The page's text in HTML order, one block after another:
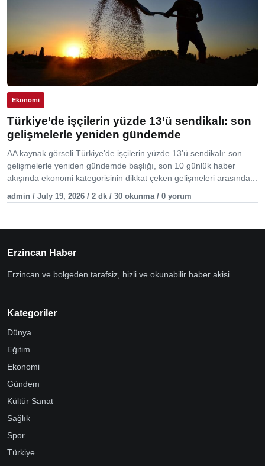
Ekonomi
Türkiye’de işçilerin yüzde 13’ü sendikalı: son
gelişmelerle yeniden gündemde
AA kaynak görseli Türkiye’de işçilerin yüzde 13’ü sendikalı: son
gelişmelerle yeniden gündemde başlığı, son 10 günlük haber
akışında ekonomi kategorisinin dikkat çeken gelişmeleri arasında...
admin / July 19, 2026 / 2 dk / 30 okunma / 0 yorum
Erzincan Haber
Erzincan ve bolgeden tarafsiz, hizli ve okunabilir haber akisi.
Kategoriler
Dünya
Eğitim
Ekonomi
Gündem
Kültür Sanat
Sağlık
Spor
Türkiye